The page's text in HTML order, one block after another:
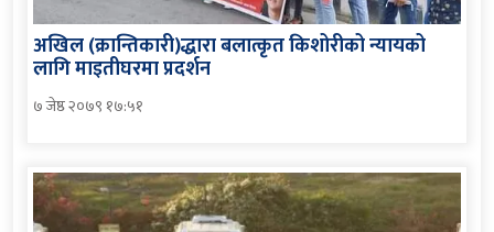
अखिल (क्रान्तिकारी)द्धारा बलात्कृत किशोरीको न्यायको
लागि माइतीघरमा प्रदर्शन
७ जेष्ठ २०७९ १७:५१